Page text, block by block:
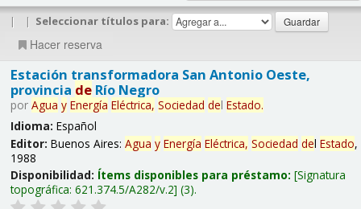
| | Seleccionar títulos para:
Hacer reserva
Estación transformadora San Antonio Oeste,
provincia deRío Negro
por Agua y Energía Eléctrica, Sociedad del Estado.
Idioma: Español
Editor: Buenos Aires: Agua y Energía Eléctrica, Sociedad del Estado,
1988
Disponibilidad: Ítems disponibles para préstamo: Signatura
topográfica: 621.374.5/A282/v.2 (3).